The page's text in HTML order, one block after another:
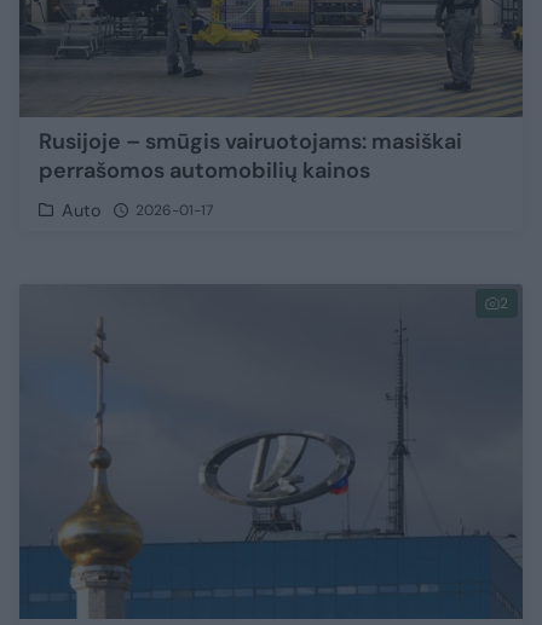
Rusijoje – smūgis vairuotojams: masiškai
perrašomos automobilių kainos
Auto 2026-01-17
2